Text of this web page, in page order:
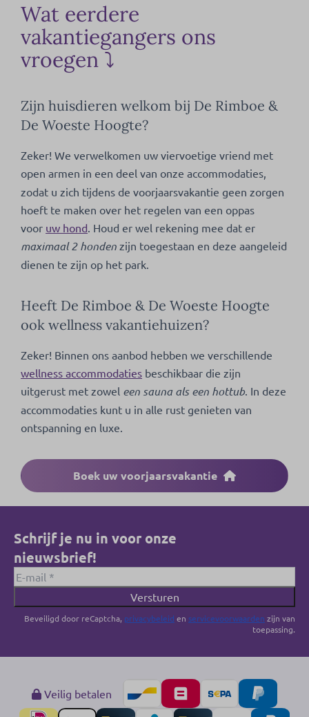
Wat eerdere
vakantiegangers ons
vroegen ⤵
Zijn huisdieren welkom bij De Rimboe &
De Woeste Hoogte?
Zeker! We verwelkomen uw viervoetige vriend met
open armen in een deel van onze accommodaties,
zodat u zich tijdens de voorjaarsvakantie geen zorgen
hoeft te maken over het regelen van een oppas
voor uw hond. Houd er wel rekening mee dat er
maximaal 2 honden zijn toegestaan en deze aangeleid
dienen te zijn op het park.
Heeft De Rimboe & De Woeste Hoogte
ook wellness vakantiehuizen?
Zeker! Binnen ons aanbod hebben we verschillende
wellness accommodaties beschikbaar die zijn
uitgerust met zowel een sauna als een hottub. In deze
accommodaties kunt u in alle rust genieten van
ontspanning en luxe.
Boek uw voorjaarsvakantie
Schrijf je nu in voor onze
nieuwsbrief!
Versturen
Beveiligd door reCaptcha, privacybeleid en servicevoorwaarden zijn van
toepassing.
Veilig betalen